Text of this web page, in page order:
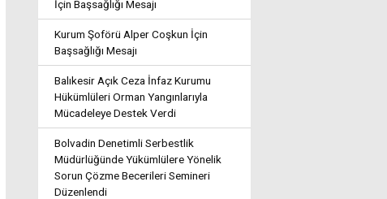
İçin Başsağlığı Mesajı
Kurum Şoförü Alper Coşkun İçin
Başsağlığı Mesajı
Balıkesir Açık Ceza İnfaz Kurumu
Hükümlüleri Orman Yangınlarıyla
Mücadeleye Destek Verdi
Bolvadin Denetimli Serbestlik
Müdürlüğünde Yükümlülere Yönelik
Sorun Çözme Becerileri Semineri
Düzenlendi